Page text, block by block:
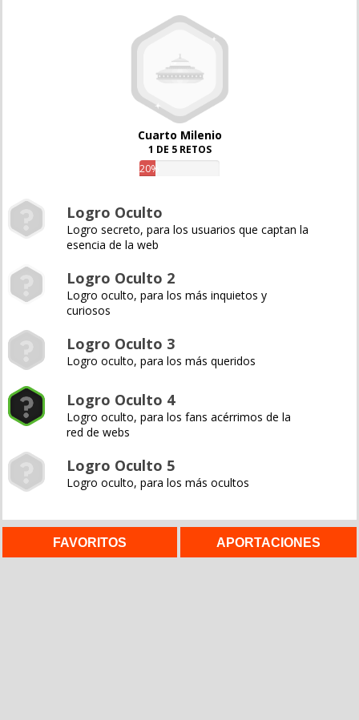
Cuarto Milenio
1 DE 5 RETOS
20%
Logro Oculto
Logro secreto, para los usuarios que captan la
esencia de la web
Logro Oculto 2
Logro oculto, para los más inquietos y
curiosos
Logro Oculto 3
Logro oculto, para los más queridos
Logro Oculto 4
Logro oculto, para los fans acérrimos de la
red de webs
Logro Oculto 5
Logro oculto, para los más ocultos
FAVORITOS APORTACIONES